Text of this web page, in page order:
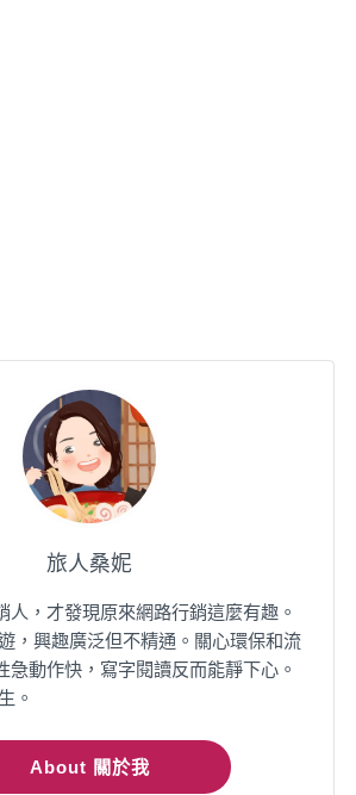
旅人桑妮
人，才發現原來網路行銷這麼有趣。
，興趣廣泛但不精通。關心環保和流
急動作快，寫字閱讀反而能靜下心。
。
About 關於我